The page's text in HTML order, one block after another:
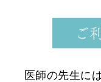
医師の先生に